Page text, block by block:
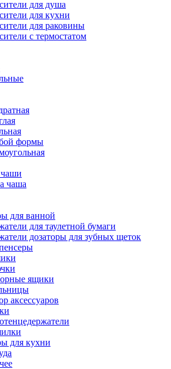
для душа
для кухни
для раковины
с термостатом
формы
чаша
для ванной
для таулетной бумаги
дозаторы для зубных щеток
ящики
аксессуаров
для кухни